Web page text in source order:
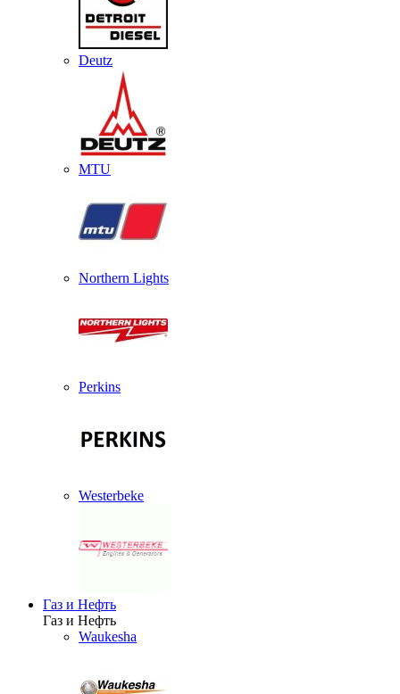
Deutz
MTU
Northern Lights
Perkins
Westerbeke
Газ и Нефть
Газ и Нефть
Waukesha